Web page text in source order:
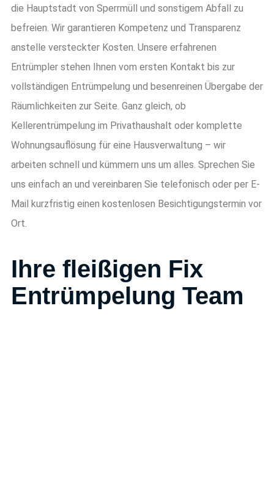
die Hauptstadt von Sperrmüll und sonstigem Abfall zu
befreien. Wir garantieren Kompetenz und Transparenz
anstelle versteckter Kosten. Unsere erfahrenen
Entrümpler stehen Ihnen vom ersten Kontakt bis zur
vollständigen Entrümpelung und besenreinen Übergabe der
Räumlichkeiten zur Seite. Ganz gleich, ob
Kellerentrümpelung im Privathaushalt oder komplette
Wohnungsauflösung für eine Hausverwaltung – wir
arbeiten schnell und kümmern uns um alles. Sprechen Sie
uns einfach an und vereinbaren Sie telefonisch oder per E-
Mail kurzfristig einen kostenlosen Besichtigungstermin vor
Ort.
Ihre fleißigen Fix
Entrümpelung Team